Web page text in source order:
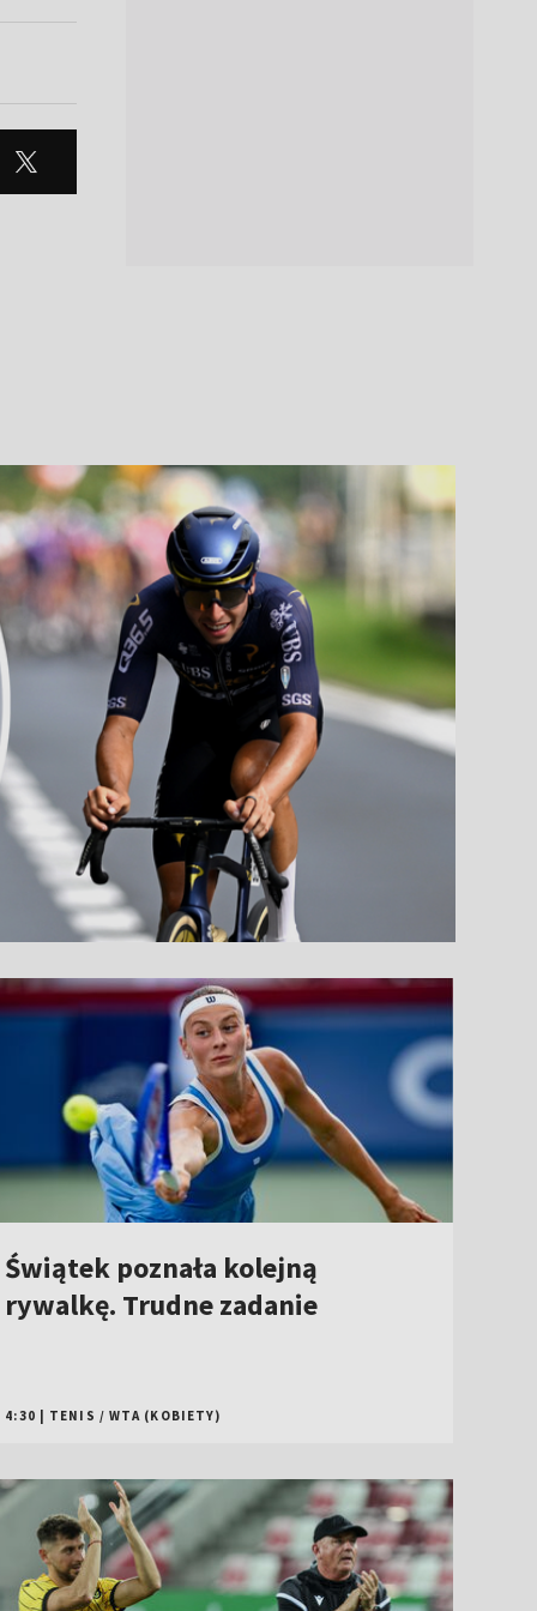
Świątek poznała kolejną
rywalkę. Trudne zadanie
4:30 | TENIS / WTA (KOBIETY)